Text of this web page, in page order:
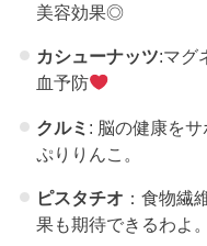
美容効果◎
カシューナッツ:マグ
血予防
クルミ : 脳の健康を
ぷりりんこ。
ピスタチオ ：食物繊
果も期待できるわよ。